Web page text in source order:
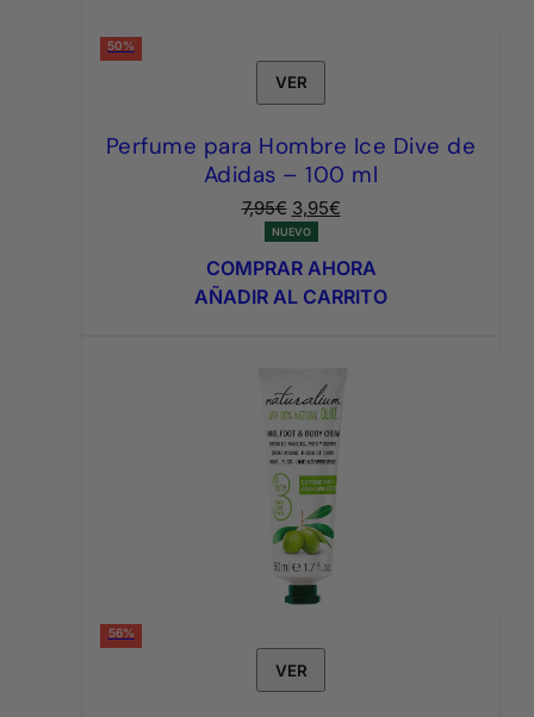
50%
VER
Perfume para Hombre Ice Dive de
Adidas – 100 ml
7,95€ El
precio
original
era:
3,95€El
actual
es:
NUEVO
COMPRAR AHORA
AÑADIR AL CARRITO
56%
VER